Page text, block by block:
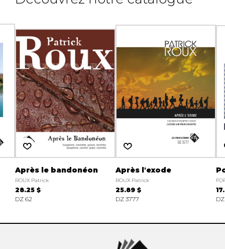
Après le bandonéon
ROUX Patrick
28.25 $
DZ 62
Après l'exode
ROUX Patrick
25.89 $
DZ 3777